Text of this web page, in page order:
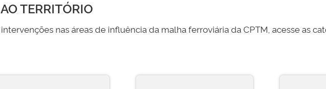
TERRITÓRIO
nas áreas de influência da malha ferroviária da CPTM, acesse as